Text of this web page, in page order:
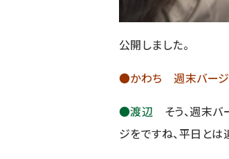
公開しました。
●かわち 週末バージ
●渡辺 そう、週末バ
ジをですね、平日とは